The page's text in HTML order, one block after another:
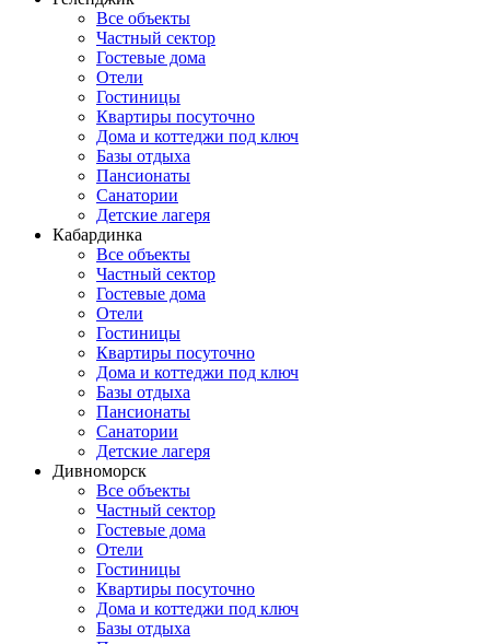
Все объекты
Частный сектор
Гостевые дома
Отели
Гостиницы
Квартиры посуточно
Дома и коттеджи под ключ
Базы отдыха
Пансионаты
Санатории
Детские лагеря
Кабардинка
Все объекты
Частный сектор
Гостевые дома
Отели
Гостиницы
Квартиры посуточно
Дома и коттеджи под ключ
Базы отдыха
Пансионаты
Санатории
Детские лагеря
Дивноморск
Все объекты
Частный сектор
Гостевые дома
Отели
Гостиницы
Квартиры посуточно
Дома и коттеджи под ключ
Базы отдыха